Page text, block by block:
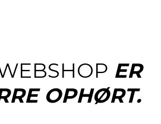
ER
OPHØRT.